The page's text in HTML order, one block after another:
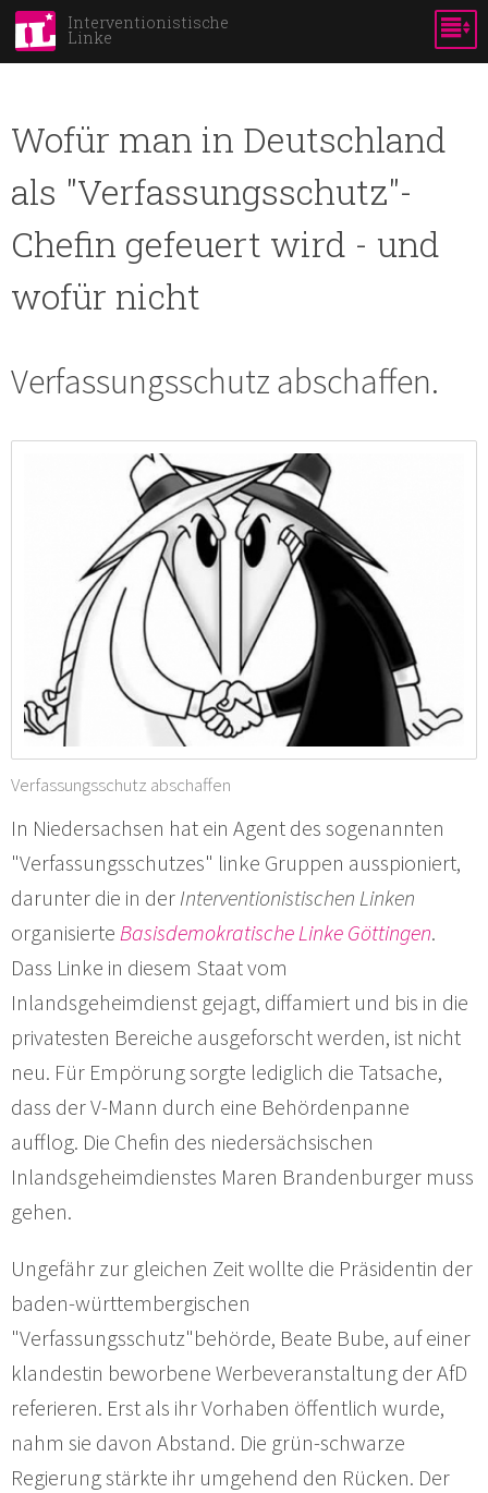
Skip to
content
Interventionistische
Linke
Wofür man in Deutschland
als "Verfassungsschutz"-
Chefin gefeuert wird - und
wofür nicht
Verfassungsschutz abschaffen.
Verfassungsschutz abschaffen
In Niedersachsen hat ein Agent des sogenannten
"Verfassungsschutzes" linke Gruppen ausspioniert,
darunter die in der Interventionistischen Linken
organisierte Basisdemokratische Linke Göttingen.
Dass Linke in diesem Staat vom
Inlandsgeheimdienst gejagt, diffamiert und bis in die
privatesten Bereiche ausgeforscht werden, ist nicht
neu. Für Empörung sorgte lediglich die Tatsache,
dass der V-Mann durch eine Behördenpanne
aufflog. Die Chefin des niedersächsischen
Inlandsgeheimdienstes Maren Brandenburger muss
gehen.
Ungefähr zur gleichen Zeit wollte die Präsidentin der
baden-württembergischen
"Verfassungsschutz"behörde, Beate Bube, auf einer
klandestin beworbene Werbeveranstaltung der AfD
referieren. Erst als ihr Vorhaben öffentlich wurde,
nahm sie davon Abstand. Die grün-schwarze
Regierung stärkte ihr umgehend den Rücken. Der